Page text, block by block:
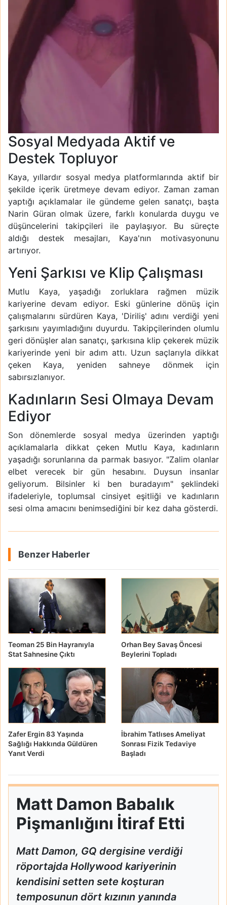
Sosyal Medyada Aktif ve
Destek Topluyor
Kaya, yıllardır sosyal medya platformlarında aktif bir
şekilde içerik üretmeye devam ediyor. Zaman zaman
yaptığı açıklamalar ile gündeme gelen sanatçı, başta
Narin Güran olmak üzere, farklı konularda duygu ve
düşüncelerini takipçileri ile paylaşıyor. Bu süreçte
aldığı destek mesajları, Kaya'nın motivasyonunu
artırıyor.
Yeni Şarkısı ve Klip Çalışması
Mutlu Kaya, yaşadığı zorluklara rağmen müzik
kariyerine devam ediyor. Eski günlerine dönüş için
çalışmalarını sürdüren Kaya, 'Diriliş' adını verdiği yeni
şarkısını yayımladığını duyurdu. Takipçilerinden olumlu
geri dönüşler alan sanatçı, şarkısına klip çekerek müzik
kariyerinde yeni bir adım attı. Uzun saçlarıyla dikkat
çeken Kaya, yeniden sahneye dönmek için
sabırsızlanıyor.
Kadınların Sesi Olmaya Devam
Ediyor
Son dönemlerde sosyal medya üzerinden yaptığı
açıklamalarla dikkat çeken Mutlu Kaya, kadınların
yaşadığı sorunlarına da parmak basıyor. "Zalim olanlar
elbet verecek bir gün hesabını. Duysun insanlar
geliyorum. Bilsinler ki ben buradayım" şeklindeki
ifadeleriyle, toplumsal cinsiyet eşitliği ve kadınların
sesi olma amacını benimsediğini bir kez daha gösterdi.
Benzer Haberler
Teoman 25 Bin Hayranıyla
Stat Sahnesine Çıktı
Orhan Bey Savaş Öncesi
Beylerini Topladı
Zafer Ergin 83 Yaşında
Sağlığı Hakkında Güldüren
Yanıt Verdi
İbrahim Tatlıses Ameliyat
Sonrası Fizik Tedaviye
Başladı
Matt Damon Babalık
Pişmanlığını İtiraf Etti
Matt Damon, GQ dergisine verdiği
röportajda Hollywood kariyerinin
kendisini setten sete koşturan
temposunun dört kızının yanında